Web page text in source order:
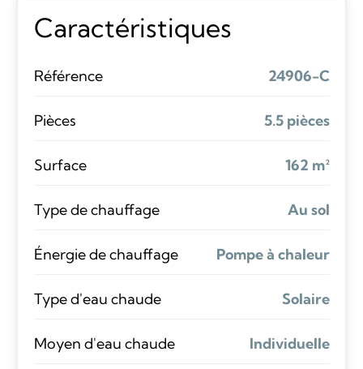
Caractéristiques
Référence 24906-C
Pièces 5.5 pièces
Surface 162 m²
Type de chauffage Au sol
Énergie de chauffage Pompe à chaleur
Type d'eau chaude Solaire
Moyen d'eau chaude Individuelle